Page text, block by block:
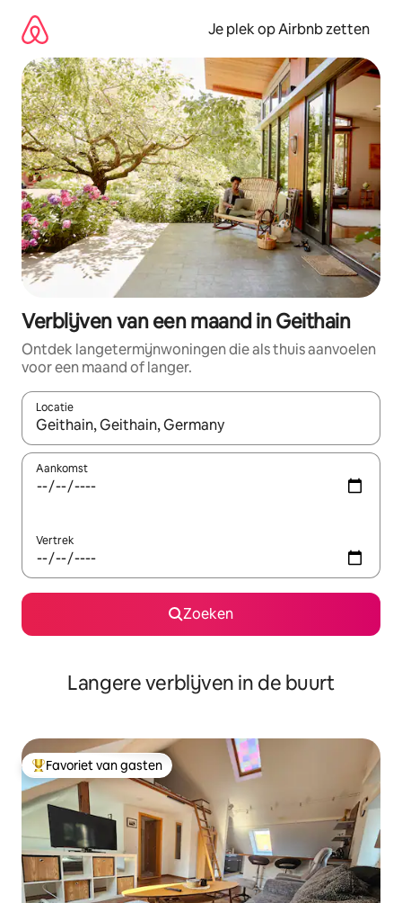
direct
naar
inhoud
Je plek op Airbnb zetten
Verblijven van een maand in Geithain
Ontdek langetermijnwoningen die als thuis aanvoelen
voor een maand of langer.
Locatie
Wanneer er resultaten beschikbaar zijn, maak je een keuze
Aankomst
Vertrek
Zoeken
Langere verblijven in de buurt
Topfavoriet van gasten
Favoriet van gasten